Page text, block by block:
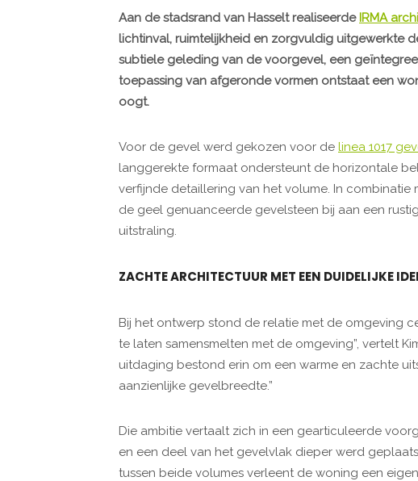
Aan de stadsrand van Hasselt realiseerde IRMA
lichtinval, ruimtelijkheid en zorgvuldig uitgewerkte
subtiele geleding van de voorgevel, een
toepassing van afgeronde vormen ontstaat een
oogt.
Voor de gevel werd gekozen voor de linea 1017
langgerekte formaat ondersteunt de horizontale
verfijnde detaillering van het volume. In
de geel genuanceerde gevelsteen bij aan een
uitstraling.
ZACHTE ARCHITECTUUR MET EEN DUIDELIJKE
Bij het ontwerp stond de relatie met de omgeving
te laten samensmelten met de omgeving”, vertelt
uitdaging bestond erin om een warme en zachte
aanzienlijke gevelbreedte.”
Die ambitie vertaalt zich in een gearticuleerde
en een deel van het gevelvlak dieper werd
tussen beide volumes verleent de woning een